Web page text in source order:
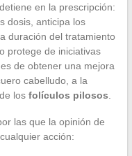
en la prescripción:
dosis, anticipa los
duración del tratamiento
protege de iniciativas
de obtener una mejora
cabelludo, a la
los folículos pilosos
las que la opinión de
acción: